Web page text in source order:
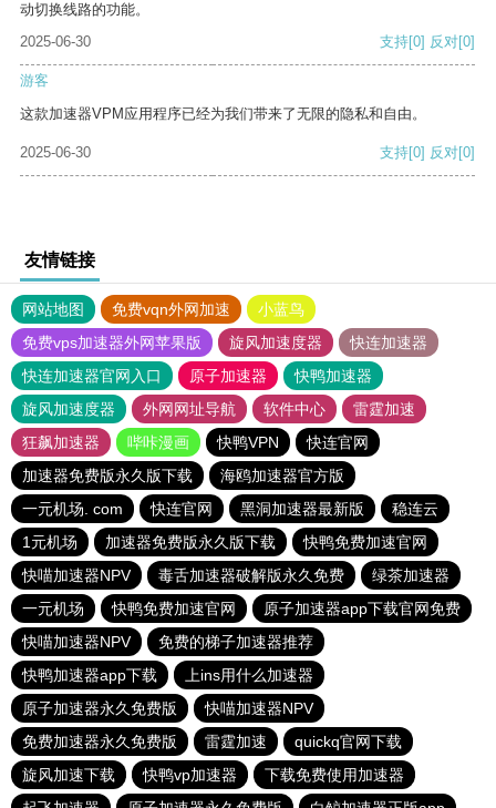
动切换线路的功能。
2025-06-30
支持[0] 反对[0]
游客
这款加速器VPM应用程序已经为我们带来了无限的隐私和自由。
2025-06-30 支持[0] 反对[0]
友情链接
网站地图 免费vqn外网加速
小蓝鸟
免费vps加速器外网苹果版
旋风加速度器
快连加速器
快连加速器官网入口
原子加速器
快鸭加速器
旋风加速度器
外网网址导航 软件中心
雷霆加速
狂飙加速器
哔咔漫画 快鸭VPN
快连官网
加速器免费版永久版下载
海鸥加速器官方版
一元机场. com
快连官网 黑洞加速器最新版
稳连云
1元机场
加速器免费版永久版下载
快鸭免费加速官网
快喵加速器NPV
毒舌加速器破解版永久免费
绿茶加速器
一元机场
快鸭免费加速官网
原子加速器app下载官网免费
快喵加速器NPV
免费的梯子加速器推荐
快鸭加速器app下载
上ins用什么加速器
原子加速器永久免费版
快喵加速器NPV
免费加速器永久免费版
雷霆加速
quickq官网下载
旋风加速下载
快鸭vp加速器
下载免费使用加速器